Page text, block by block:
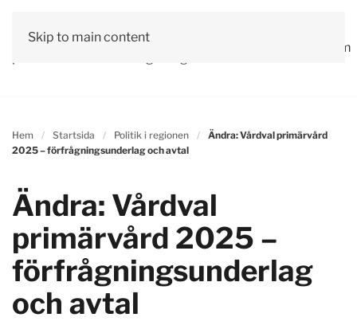
Skip to main content
Vår
Debatt
OmLäs våra
Valprogram
Hem Startsida Politik i regionen
Ändra: Vårdval primärvård
2025 – förfrågningsunderlag och avtal
Ändra: Vårdval
primärvård 2025 –
förfrågningsunderlag
och avtal